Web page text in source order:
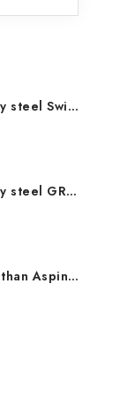
Target hroty na šipky steel Swiss Point Nano, černé
Target hroty na šipky steel GRD Swiss Point černé
Target soft šípky Nathan Aspinall 95K